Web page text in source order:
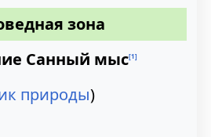
зона
Санный мыс[1]
природы)